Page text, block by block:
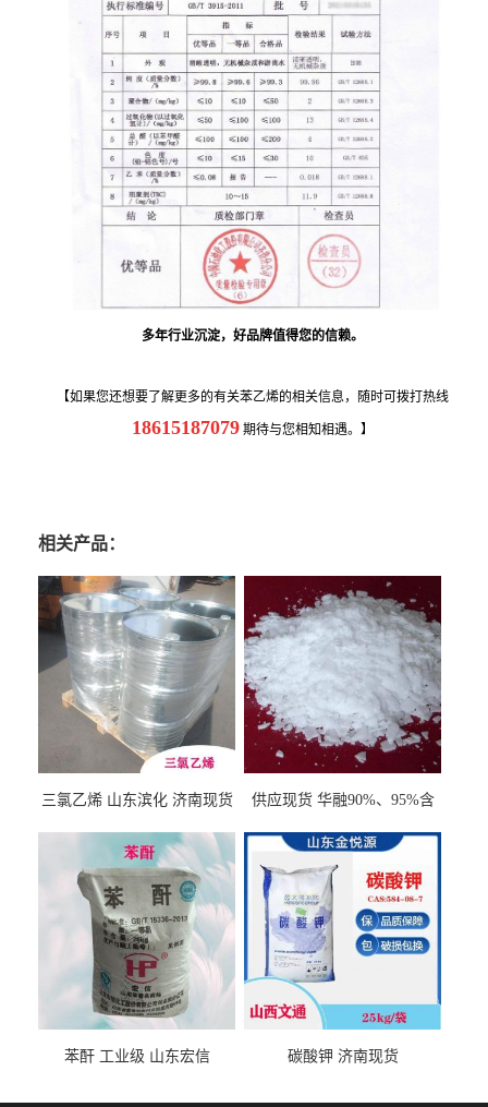
多年行业沉淀，好品牌值得您的信赖。
【如果您还想要了解更多的有关苯乙烯的相关信息，随时可拨打热线
18615187079期待与您相知相遇。】
相关产品：
三氯乙烯 山东滨化 济南现货
供应现货 华融90%、95%含
苯酐 工业级 山东宏信 碳酸钾 济南现货